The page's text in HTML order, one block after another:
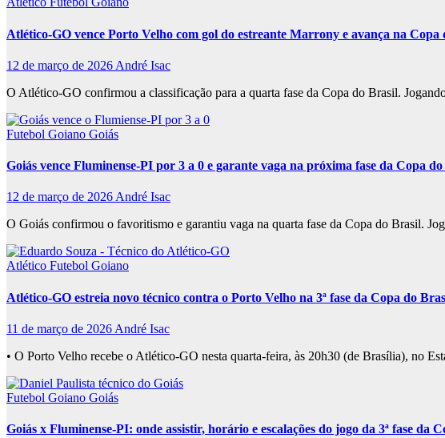
Atlético-GO vence Porto Velho com gol do estreante Marrony e avança na Copa
12 de março de 2026 André Isac
O Atlético-GO confirmou a classificação para a quarta fase da Copa do Brasil.
Futebol Goiano Goiás
Goiás vence Fluminense-PI por 3 a 0 e garante vaga na próxima fase da Copa
12 de março de 2026André Isac
O Goiás confirmou o favoritismo e garantiu vaga na quarta fase da Copa do Brasil.
Atlético Futebol Goiano
Atlético-GO estreia novo técnico contra o Porto Velho na 3ª fase da Copa do
11 de março de 2026 André Isac
• O Porto Velho recebe o Atlético-GO nesta quarta-feira, às 20h30 (de Brasília), no
Futebol Goiano Goiás
Goiás x Fluminense-PI: onde assistir, horário e escalações do jogo da 3ª fase da